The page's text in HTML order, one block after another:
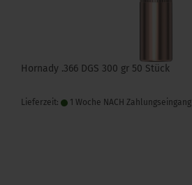
Hornady .366 DGS 300 gr 50 Stück
Lieferzeit: 1 Woche NACH Zahlungseingang